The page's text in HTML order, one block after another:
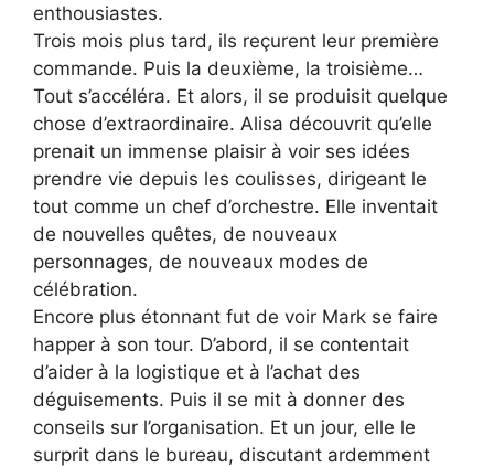
enthousiastes.
Trois mois plus tard, ils reçurent leur première
commande. Puis la deuxième, la troisième…
Tout s’accéléra. Et alors, il se produisit quelque
chose d’extraordinaire. Alisa découvrit qu’elle
prenait un immense plaisir à voir ses idées
prendre vie depuis les coulisses, dirigeant le
tout comme un chef d’orchestre. Elle inventait
de nouvelles quêtes, de nouveaux
personnages, de nouveaux modes de
célébration.
Encore plus étonnant fut de voir Mark se faire
happer à son tour. D’abord, il se contentait
d’aider à la logistique et à l’achat des
déguisements. Puis il se mit à donner des
conseils sur l’organisation. Et un jour, elle le
surprit dans le bureau, discutant ardemment